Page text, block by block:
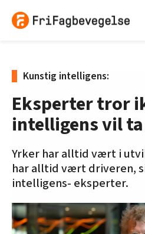
Kunstig intelligens:
Eksperter tror
intelligens vil
Yrker har alltid vært i
har alltid vært driveren,
intelligens- eksperter.